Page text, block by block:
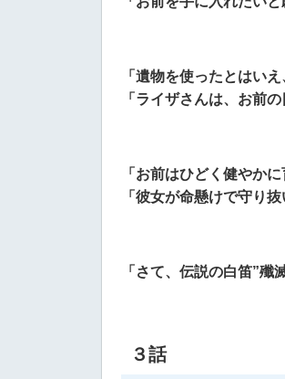
「遺物を使ったとはい
「ライザさんは、お前
「お前はひどく健やか
「彼女が命懸けで守り
「さて、伝説の白笛”殲
３話